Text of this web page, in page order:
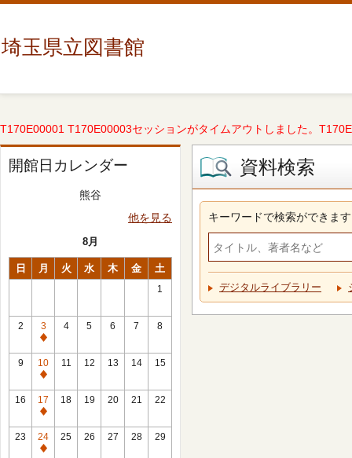
埼玉県立図書館
T170E00001 T170E00003セッションがタイムアウトしました。
開館日カレンダー
熊谷
他を見る
8月
日 月 火 水 木 金 土
1
2
3
休
館
日
4 5 6 7 8
9
10
休
館
日
11 12 13 14 15
16
17
休
館
日
18 19 20 21 22
23
24
休
25 26 27 28 29
資料検索
キーワードで検索ができます
デジタルライブラリー